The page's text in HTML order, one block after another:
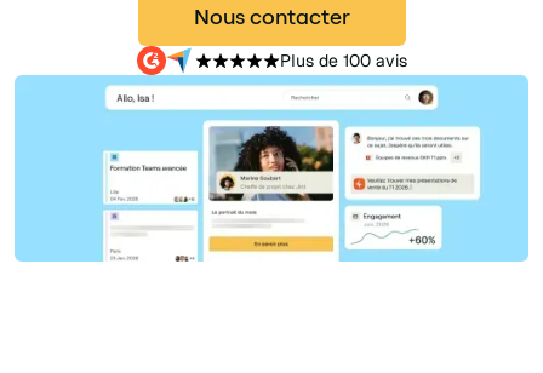
Nous contacter
Plus de 100 avis